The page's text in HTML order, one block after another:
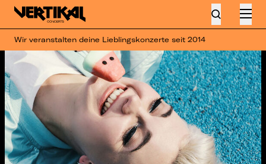
Wir veranstalten deine Lieblingskonzerte seit 2014